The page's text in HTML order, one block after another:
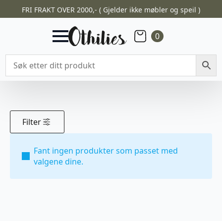
FRI FRAKT OVER 2000,- ( Gjelder ikke møbler og speil )
0
Filter
Fant ingen produkter som passet med
valgene dine.